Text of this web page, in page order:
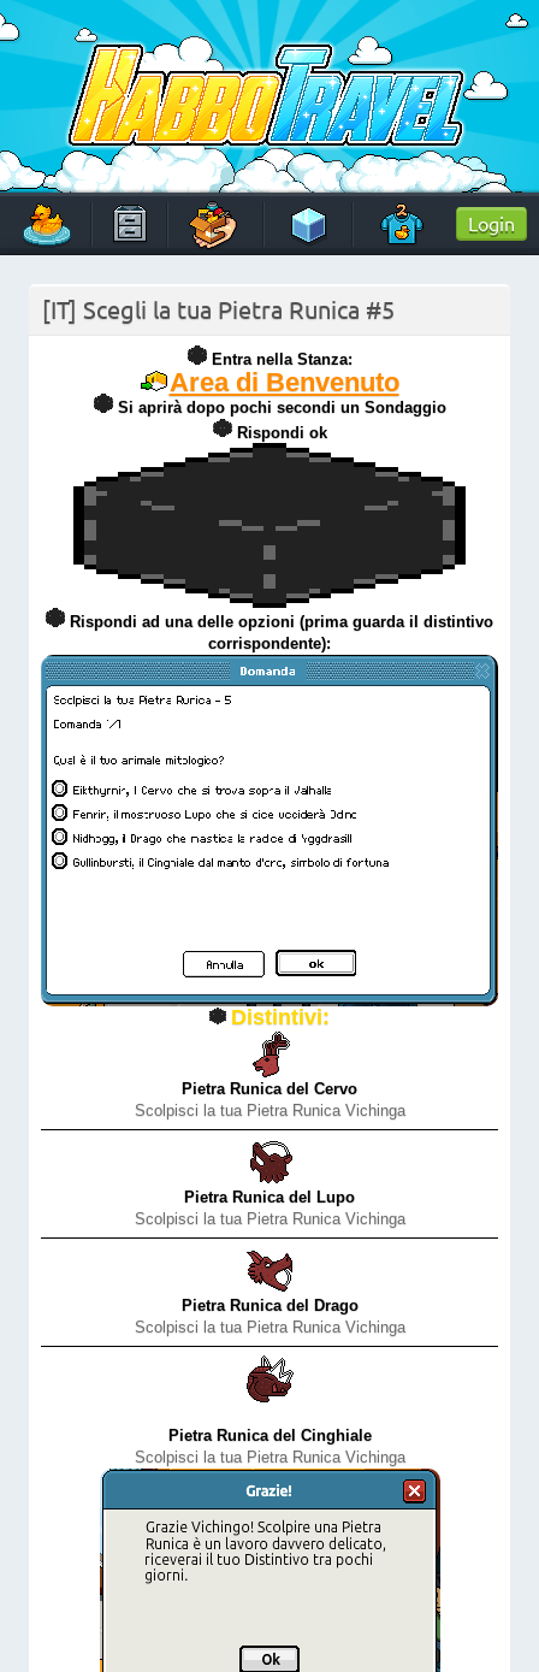
Skip
to
content
HabboTravel
Un viaggio di pixel!
Login
[IT] Scegli la tua Pietra Runica #5
Entra nella Stanza:
Area di Benvenuto
Si aprirà dopo pochi secondi un Sondaggio
Rispondi ok
Rispondi ad una delle opzioni (prima guarda il distintivo
corrispondente):
Distintivi:
Pietra Runica del Cervo
Scolpisci la tua Pietra Runica Vichinga
Pietra Runica del Lupo
Scolpisci la tua Pietra Runica Vichinga
Pietra Runica del Drago
Scolpisci la tua Pietra Runica Vichinga
Pietra Runica del Cinghiale
Scolpisci la tua Pietra Runica Vichinga